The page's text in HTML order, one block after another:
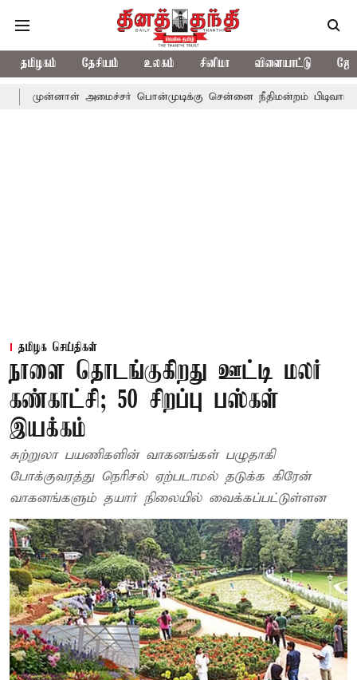
தமிழகம் தேசியம் உலகம் சினிமா விளையாட்டு
அமைச்சர் பொன்முடிக்கு சென்னை நீதிமன்றம் பிடிவாராண்ட்
தமிழக செய்திகள்
நாளை தொடங்குகிறது ஊட்டி மலர்
கண்காட்சி; 50 சிறப்பு பஸ்கள்
இயக்கம்
சுற்றுலா பயணிகளின் வாகனங்கள் பழுதாகி
போக்குவரத்து நெரிசல் ஏற்படாமல் தடுக்க கிரேன்
வாகனங்களும் தயார் நிலையில் வைக்கப்பட்டுள்ளன